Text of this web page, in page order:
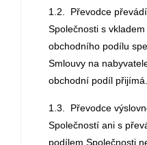
1.2. Převodce
Společnosti s
obchodního podílu
Smlouvy na
obchodní podíl přijímá.
1.3. Převodce
Společností ani s
podílem Společnosti